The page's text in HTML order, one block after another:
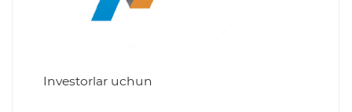
Investorlar uchun